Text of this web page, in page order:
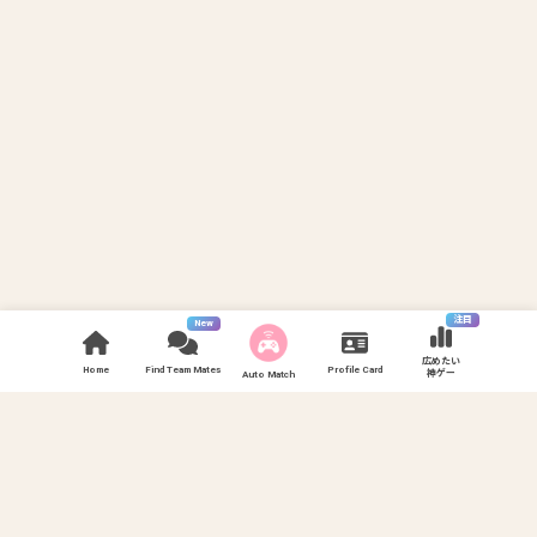
Home
New
Find Team Mates Auto Match Profile Card
注目
広めたい
神ゲー